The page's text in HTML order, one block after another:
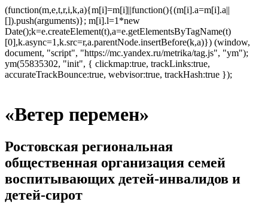
(function(m,e,t,r,i,k,a){m[i]=m[i]||function(){(m[i].a=m[i].a||
[]).push(arguments)}; m[i].l=1*new
Date();k=e.createElement(t),a=e.getElementsByTagName(t)
[0],k.async=1,k.src=r,a.parentNode.insertBefore(k,a)}) (window,
document, "script", "https://mc.yandex.ru/metrika/tag.js", "ym");
ym(55835302, "init", { clickmap:true, trackLinks:true,
accurateTrackBounce:true, webvisor:true, trackHash:true });
«Ветер перемен»
Ростовская региональная
общественная организация семей
воспитывающих детей-инвалидов и
детей-сирот